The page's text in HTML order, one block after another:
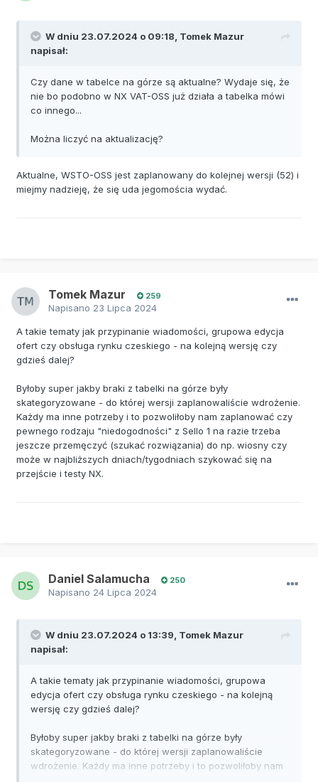
W dniu 23.07.2024 o 09:18, Tomek Mazur
napisał:
Czy dane w tabelce na górze są aktualne? Wydaje się, że
nie bo podobno w NX VAT-OSS już działa a tabelka mówi
co innego...
Można liczyć na aktualizację?
Aktualne, WSTO-OSS jest zaplanowany do kolejnej wersji (52) i
miejmy nadzieję, że się uda jegomościa wydać.
Tomek Mazur 259
Napisano 23 Lipca 2024
A takie tematy jak przypinanie wiadomości, grupowa edycja
ofert czy obsługa rynku czeskiego - na kolejną wersję czy
gdzieś dalej?
Byłoby super jakby braki z tabelki na górze były
skategoryzowane - do której wersji zaplanowaliście wdrożenie.
Każdy ma inne potrzeby i to pozwoliłoby nam zaplanować czy
pewnego rodzaju "niedogodności" z Sello 1 na razie trzeba
jeszcze przemęczyć (szukać rozwiązania) do np. wiosny czy
może w najbliższych dniach/tygodniach szykować się na
przejście i testy NX.
Daniel Salamucha 250
Napisano 24 Lipca 2024
W dniu 23.07.2024 o 13:39, Tomek Mazur
napisał:
A takie tematy jak przypinanie wiadomości, grupowa
edycja ofert czy obsługa rynku czeskiego - na kolejną
wersję czy gdzieś dalej?
Byłoby super jakby braki z tabelki na górze były
skategoryzowane - do której wersji zaplanowaliście
wdrożenie. Każdy ma inne potrzeby i to pozwoliłoby nam